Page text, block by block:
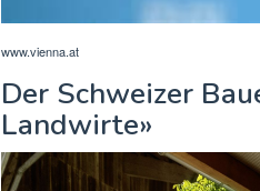
www.vienna.at
Der Schweizer
Landwirte»